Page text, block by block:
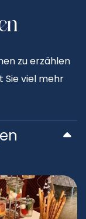
zu erzählen
Sie viel mehr